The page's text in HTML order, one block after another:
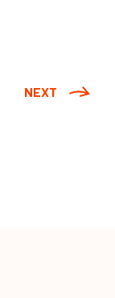
NEXT